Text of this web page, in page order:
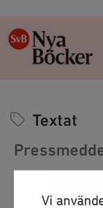
Vi
Textat